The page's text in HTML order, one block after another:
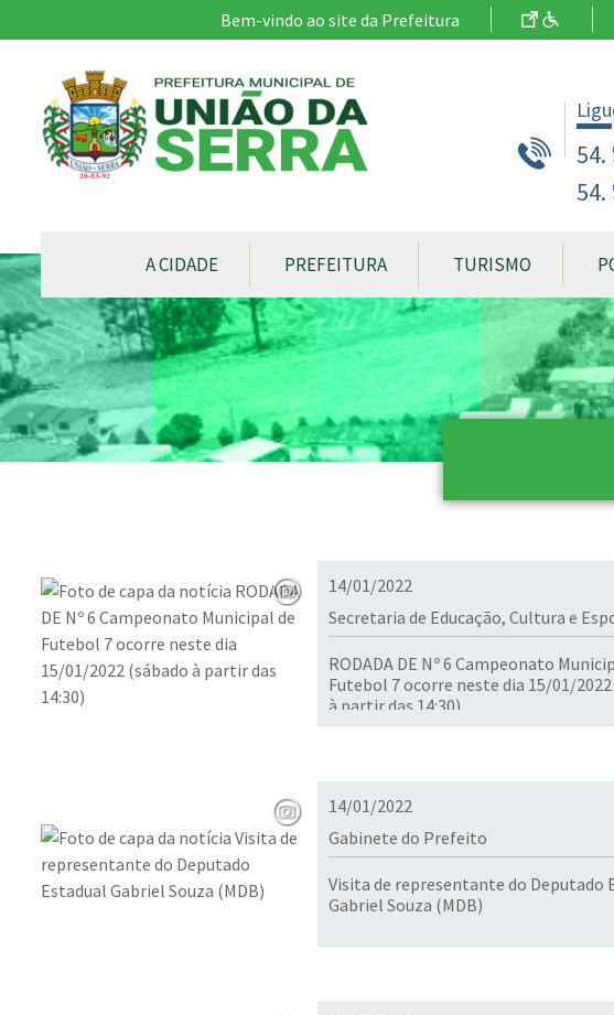
Bem-vindo ao site da Prefeitura Ir
54.
54.
CONTEÚDO DO MENU
A CIDADE PREFEITURA TURISMO
Conteúdo Principal
14/01/2022
Secretaria de Educação, Cultura e
RODADA DE Nº 6 Campeonato
Futebol 7 ocorre neste dia 15/01/
à partir das 14:30)
14/01/2022
Gabinete do Prefeito
Visita de representante do Deputado
Gabriel Souza (MDB)